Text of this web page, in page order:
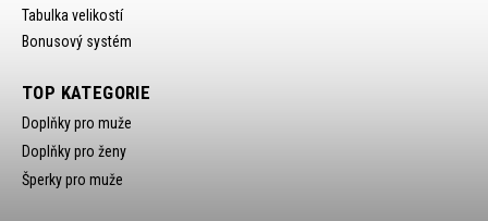
Tabulka velikostí
Bonusový systém
TOP KATEGORIE
Doplňky pro muže
Doplňky pro ženy
Šperky pro muže